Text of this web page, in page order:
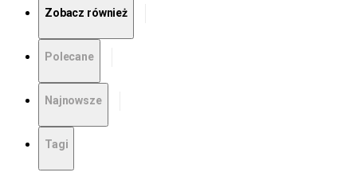
Zobacz również
Polecane
Najnowsze
Tagi